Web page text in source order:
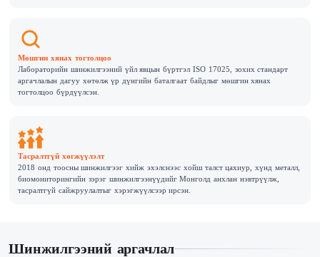
Мөшгин хянах тогтолцоо
Лабораторийн шинжилгээний үйл явцын бүртгэл ISO 17025, зохих стандарт
аргачлалын дагуу хөтөлж үр дүнгийн баталгаат байдлыг мөшгин хянах
тогтолцоо бүрдүүлсэн.
Тасралтгүй хөгжүүлэлт
2018 онд тоосны шинжилгээг хийж эхэлснээс хойш талст цахиур, хүнд металл,
биомониторингийн зэрэг шинжилгээнүүдийг Монголд анхлан нэвтрүүлж,
тасралтгүй сайжруулалтыг хэрэгжүүлсээр ирсэн.
Шинжилгээний аргачлал